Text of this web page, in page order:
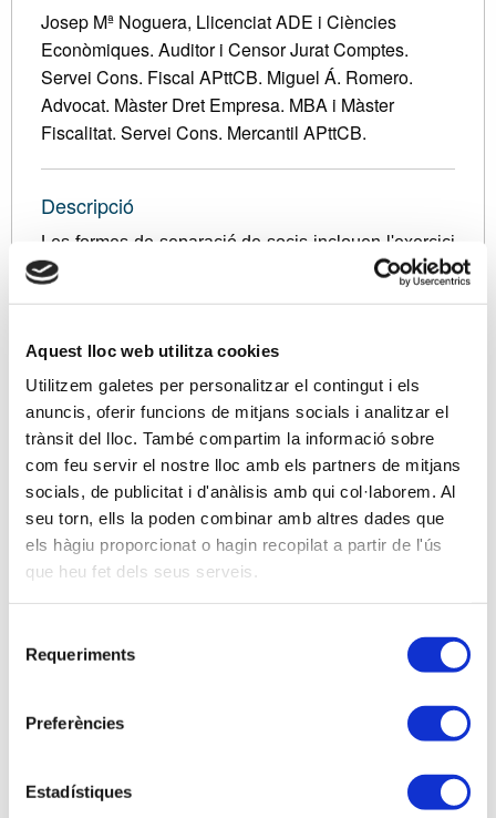
Aquest lloc web utilitza cookies
Utilitzem galetes per personalitzar el contingut i els
anuncis, oferir funcions de mitjans socials i analitzar el
trànsit del lloc. També compartim la informació sobre
com feu servir el nostre lloc amb els partners de mitjans
socials, de publicitat i d'anàlisis amb qui col·laborem. Al
seu torn, ells la poden combinar amb altres dades que
els hàgiu proporcionat o hagin recopilat a partir de l'ús
que heu fet dels seus serveis.
Requeriments
Preferències
Estadístiques
Josep Mª Noguera, Llicenciat ADE i Ciències
Econòmiques. Auditor i Censor Jurat Comptes.
Servei Cons. Fiscal APttCB. Miguel Á. Romero.
Advocat. Màster Dret Empresa. MBA i Màster
Fiscalitat. Servei Cons. Mercantil APttCB.
Descripció
Les formes de separació de socis inclouen l'exercici
del dret de separació legal per causes taxades
transmissió de participacions (voluntària o pactada),
la compra per altres socis o per la mateixa societat.
També s'ha de contemplar la dissolució i liquidació
de la societat, encara que serà un cas excepcional
com a procés de separació de socis.
Els estatuts i els pactes de socis són crucials per
definir els mecanismes de sortida, com ara la
valoració de participacions o clàusules
I òbviament el plantejament tributari i els costos
fiscals associats, i les valoracions que cal tenir en
el procés de separació de socis.